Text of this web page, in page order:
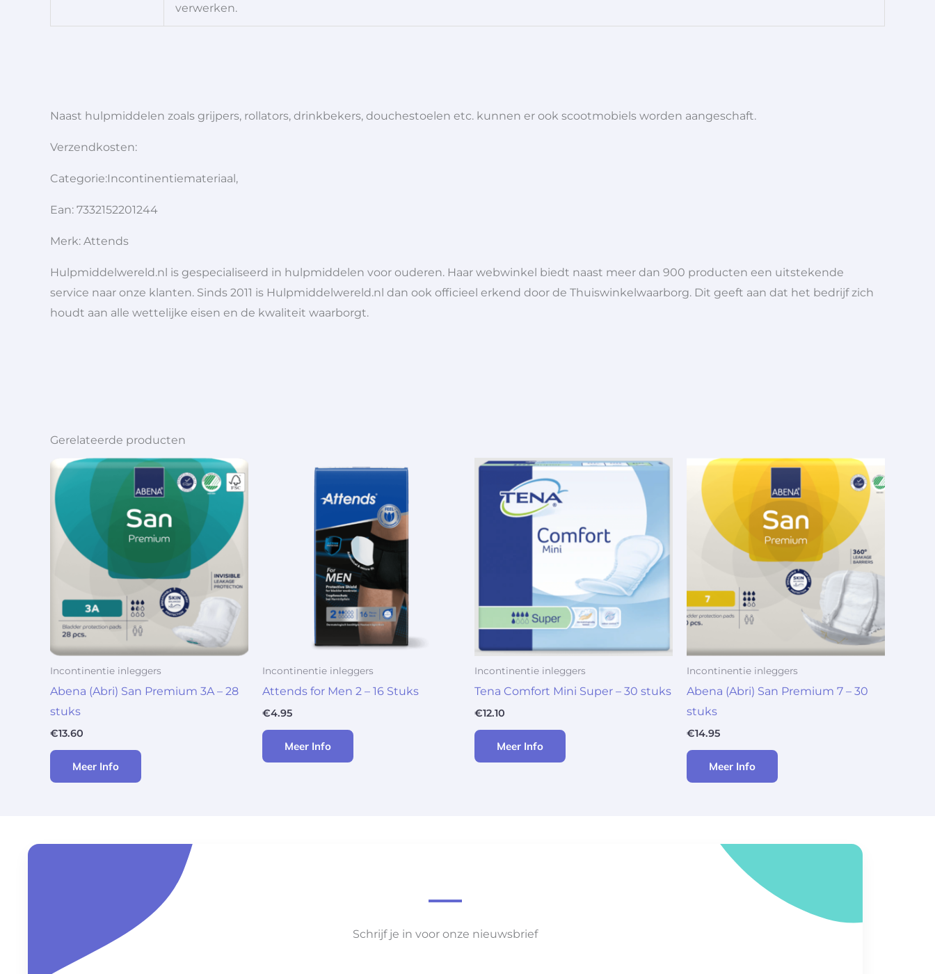
verwerken.
Naast hulpmiddelen zoals grijpers, rollators, drinkbekers, douchestoelen etc. kunnen er ook scootmobiels worden aangeschaft.
Verzendkosten:
Categorie:Incontinentiemateriaal,
Ean: 7332152201244
Merk: Attends
Hulpmiddelwereld.nl is gespecialiseerd in hulpmiddelen voor ouderen. Haar webwinkel biedt naast meer dan 900 producten een uitstekende
service naar onze klanten. Sinds 2011 is Hulpmiddelwereld.nl dan ook officieel erkend door de Thuiswinkelwaarborg. Dit geeft aan dat het bedrijf zich
houdt aan alle wettelijke eisen en de kwaliteit waarborgt.
Gerelateerde producten
Incontinentie inleggers
Abena (Abri) San Premium 3A – 28
stuks
€13.60
Meer Info
Incontinentie inleggers
Attends for Men 2 – 16 Stuks
€4.95
Meer Info
Incontinentie inleggers
Tena Comfort Mini Super – 30 stuks
€12.10
Meer Info
Incontinentie inleggers
Abena (Abri) San Premium 7 – 30
stuks
€14.95
Meer Info
Schrijf je in voor onze nieuwsbrief